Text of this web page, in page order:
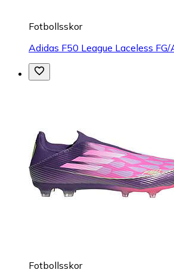
Fotbollsskor
Adidas F50 League Laceless FG/
Fotbollsskor